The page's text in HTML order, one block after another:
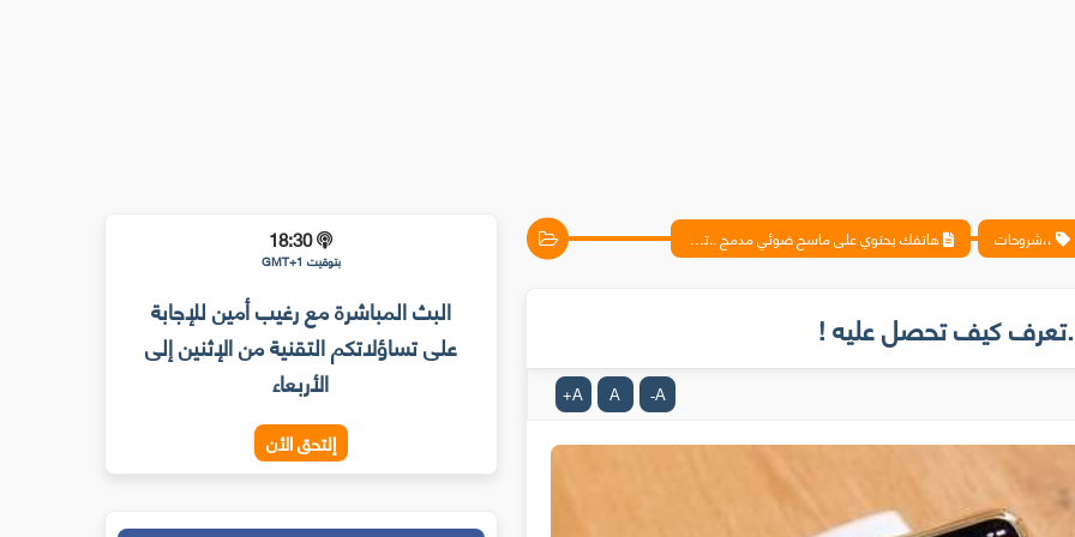
،،شروحات هاتفك يحتوي على ماسح ضوئي مدمج ..تعرف كيف تحصل عليه !
كيف تحصل عليه !
A
-
A
A
+
18:30
بتوقيت GMT+1
البث المباشرة مع رغيب أمين للإجابة
على تساؤلاتكم التقنية من الإثنين إلى
الأربعاء
إلتحق الأن